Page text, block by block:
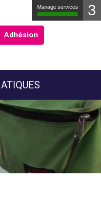
Adhésion
Manage services 3